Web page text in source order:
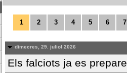
1 2 3 4 5 6 7
dimecres, 29. juliol 2026
Els falciots ja es